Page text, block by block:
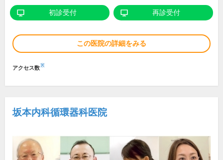
初診受付 再診受付
この医院の詳細をみる
アクセス数※
坂本内科循環器科医院